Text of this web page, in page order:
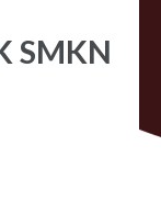
SMKN